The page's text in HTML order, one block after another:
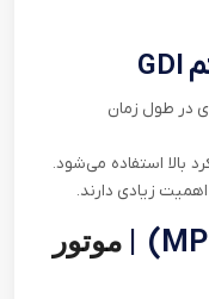
GDI
در طول زمان
بالا استفاده می‌شود.
زیادی دارند.
) | موتور